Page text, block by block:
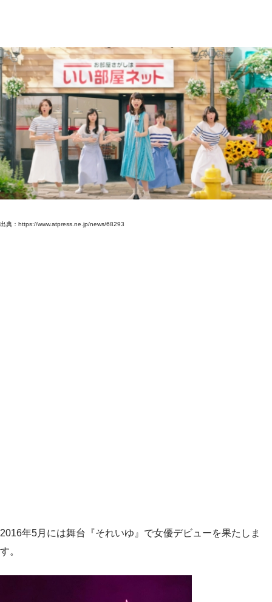
出典：https://www.atpress.ne.jp/news/68293
2016年5月には舞台『それいゆ』で女優デビューを果たしま
す。